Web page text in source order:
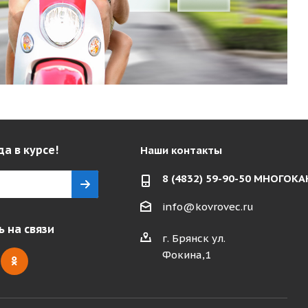
в курсе!
на связи
Наши контакты
8 (4832) 59-90-50
info@kovrovec.ru
г. Брянск ул.
Фокина,1